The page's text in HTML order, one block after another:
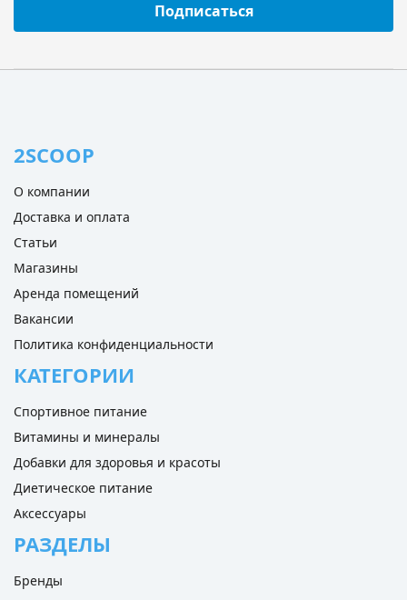
Подписаться
2SCOOP
О компании
Доставка и оплата
Статьи
Магазины
Аренда помещений
Вакансии
Политика конфиденциальности
КАТЕГОРИИ
Спортивное питание
Витамины и минералы
Добавки для здоровья и красоты
Диетическое питание
Аксессуары
РАЗДЕЛЫ
Бренды